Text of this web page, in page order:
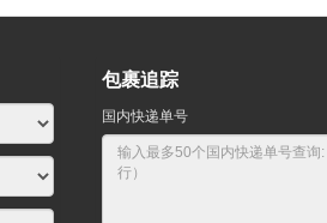
包裹追踪
国内快递单号